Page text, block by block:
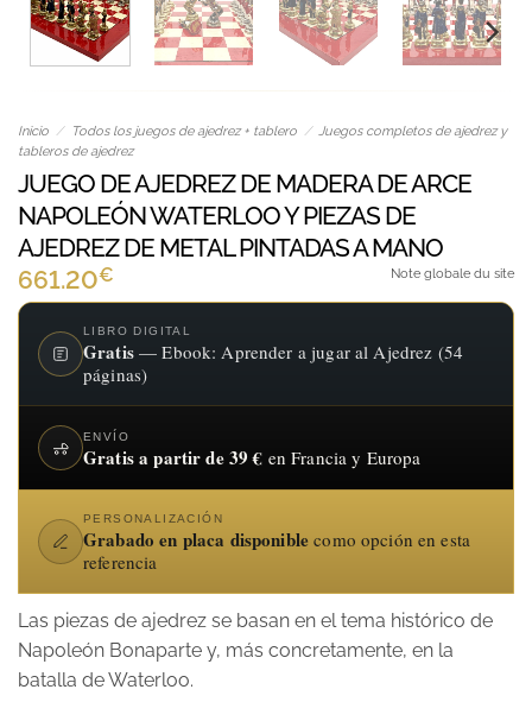
Inicio / Todos los juegos de ajedrez + tablero / Juegos completos de ajedrez y
tableros de ajedrez
JUEGO DE AJEDREZ DE MADERA DE ARCE
NAPOLEÓN WATERLOO Y PIEZAS DE
AJEDREZ DE METAL PINTADAS A MANO
661.20€ Note globale du site
LIBRO DIGITAL
Gratis— Ebook: Aprender a jugar al Ajedrez (54
páginas)
ENVÍO
Gratis a partir de 39 € en Francia y Europa
PERSONALIZACIÓN
Grabado en placa disponible como opción en esta
referencia
Las piezas de ajedrez se basan en el tema histórico de
Napoleón Bonaparte y, más concretamente, en la
batalla de Waterloo.